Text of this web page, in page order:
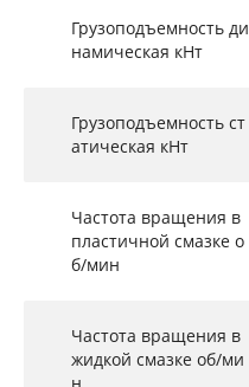
Грузоподъемность ди
намическая кНт
Грузоподъемность ст
атическая кНт
Частота вращения в
пластичной смазке о
б/мин
Частота вращения в
жидкой смазке об/ми